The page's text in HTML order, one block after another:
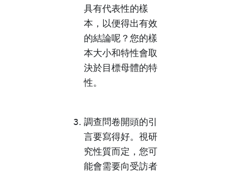
具有代表性的樣
本，以便得出有效
的結論呢？您的樣
本大小和特性會取
決於目標母體的特
性。
調查問卷開頭的引
言要寫得好。視研
究性質而定，您可
能會需要向受訪者